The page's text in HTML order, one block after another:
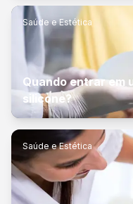
Saúde e Estética
Quando entrar em
silicone?
Saúde e Estética